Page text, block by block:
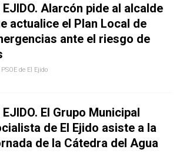
EJIDO. Alarcón pide al alcalde
actualice el Plan Local de
ante el riesgo de
PSOE de El Ejido
EJIDO. El Grupo Municipal
de El Ejido asiste a la
de la Cátedra del Agua